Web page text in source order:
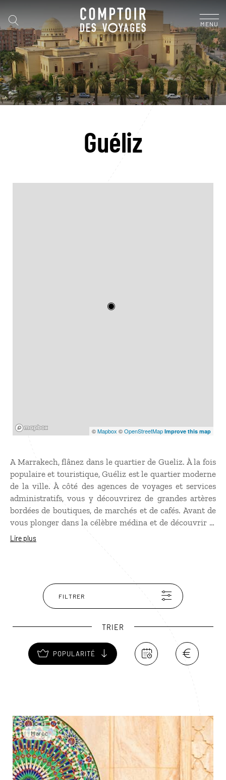
MENU
Guéliz
©Mapbox ©OpenStreetMap Improve this map
A Marrakech, flânez dans le quartier de Gueliz. À la fois
populaire et touristique, Guéliz est le quartier moderne
de la ville. À côté des agences de voyages et services
administratifs, vous y découvrirez de grandes artères
bordées de boutiques, de marchés et de cafés. Avant de
vous plonger dans la célèbre médina et de découvrir la
place Jemaa-el-Fna, offrez-vous cette immersion dans
Lire plus
FILTRER
TRIER
POPULARITÉ
Maroc